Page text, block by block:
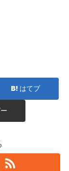
はてブ